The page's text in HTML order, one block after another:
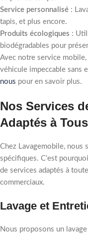
Service personnalisé :
tapis, et plus encore.
Produits écologiques :
biodégradables pour
Avec notre service
véhicule impeccable sans
nous pour en savoir plus.
Nos Services
Adaptés à
Chez Lavagemobile, nous
spécifiques. C’est
de services adaptés à
commerciaux.
Lavage et
Nous proposons un